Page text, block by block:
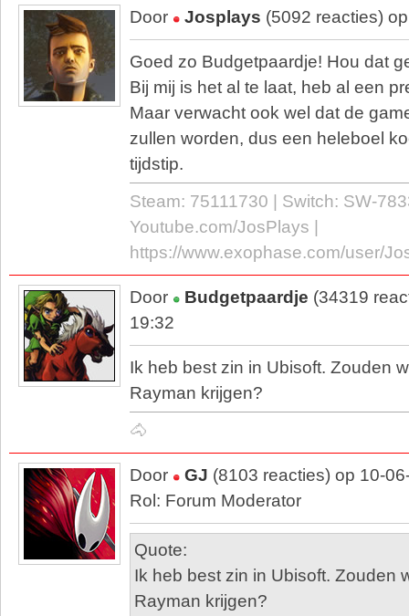
Door Josplays (5092 reacties)
Goed zo Budgetpaardje! Hou dat
Bij mij is het al te laat, heb al een
Maar verwacht ook wel dat de
zullen worden, dus een heleboel
tijdstip.
Steam: 75111730 | Switch: SW-
Youtube.com/JosPlays |
https://www.exophase.com/user/
Door Budgetpaardje (34319
19:32
Ik heb best zin in Ubisoft. Zouden
Rayman krijgen?
🐴
Door GJ (8103 reacties) op 10-
Rol: Forum Moderator
Quote:
Ik heb best zin in Ubisoft. Zouden
Rayman krijgen?